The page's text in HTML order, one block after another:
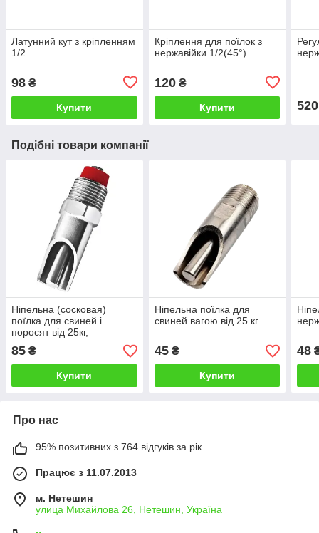
Латунний кут з кріпленням
1/2
98 ₴
Купити
Кріплення для поїлок з
нержавійки 1/2(45°)
120₴
Купити 520
Подібні товари компанії
Ніпельна (сосковая)
поїлка для свиней і
поросят від 25кг,
шестигранні.
85 ₴
Купити
Ніпельна поїлка для
свиней вагою від 25 кг.
45₴
Купити
48
Про нас
95% позитивних з 764 відгуків за рік
Працює з 11.07.2013
м. Нетешин
улица Михайлова 26, Нетешин, Україна